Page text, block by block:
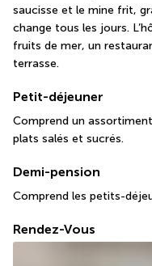
saucisse et le mine frit,
change tous les jours.
fruits de mer, un
terrasse.
Petit-déjeuner
Comprend un
plats salés et sucrés.
Demi-pension
Comprend les petits-
Rendez-Vous